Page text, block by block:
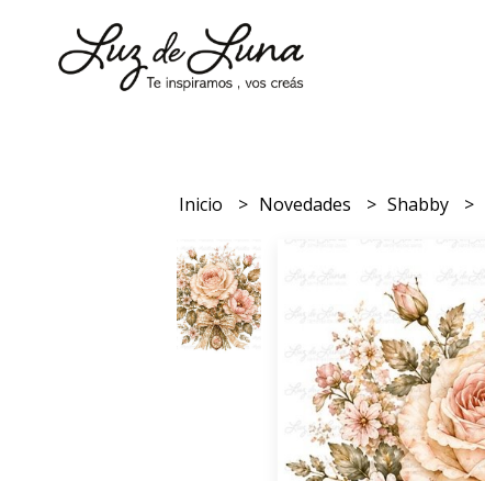
Inicio Novedades Shabby